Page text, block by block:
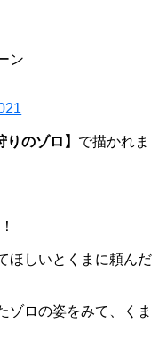
ン
のゾロ】 で描かれま
ほしいとくまに頼んだ
ゾロの姿をみて、くま